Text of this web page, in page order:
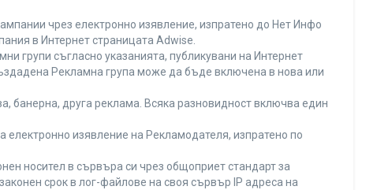
чрез електронно изявление, изпратено до Нет Инфо
в Интернет страницата Adwise.
групи съгласно указанията, публикувани на Интернет
Рекламна група може да бъде включена в нова или
банерна, друга реклама. Всяка разновидност включва един
изявление на Рекламодателя, изпратено по
носител в сървъра си чрез общоприет стандарт за
срок в лог-файлове на своя сървър IP адреса на